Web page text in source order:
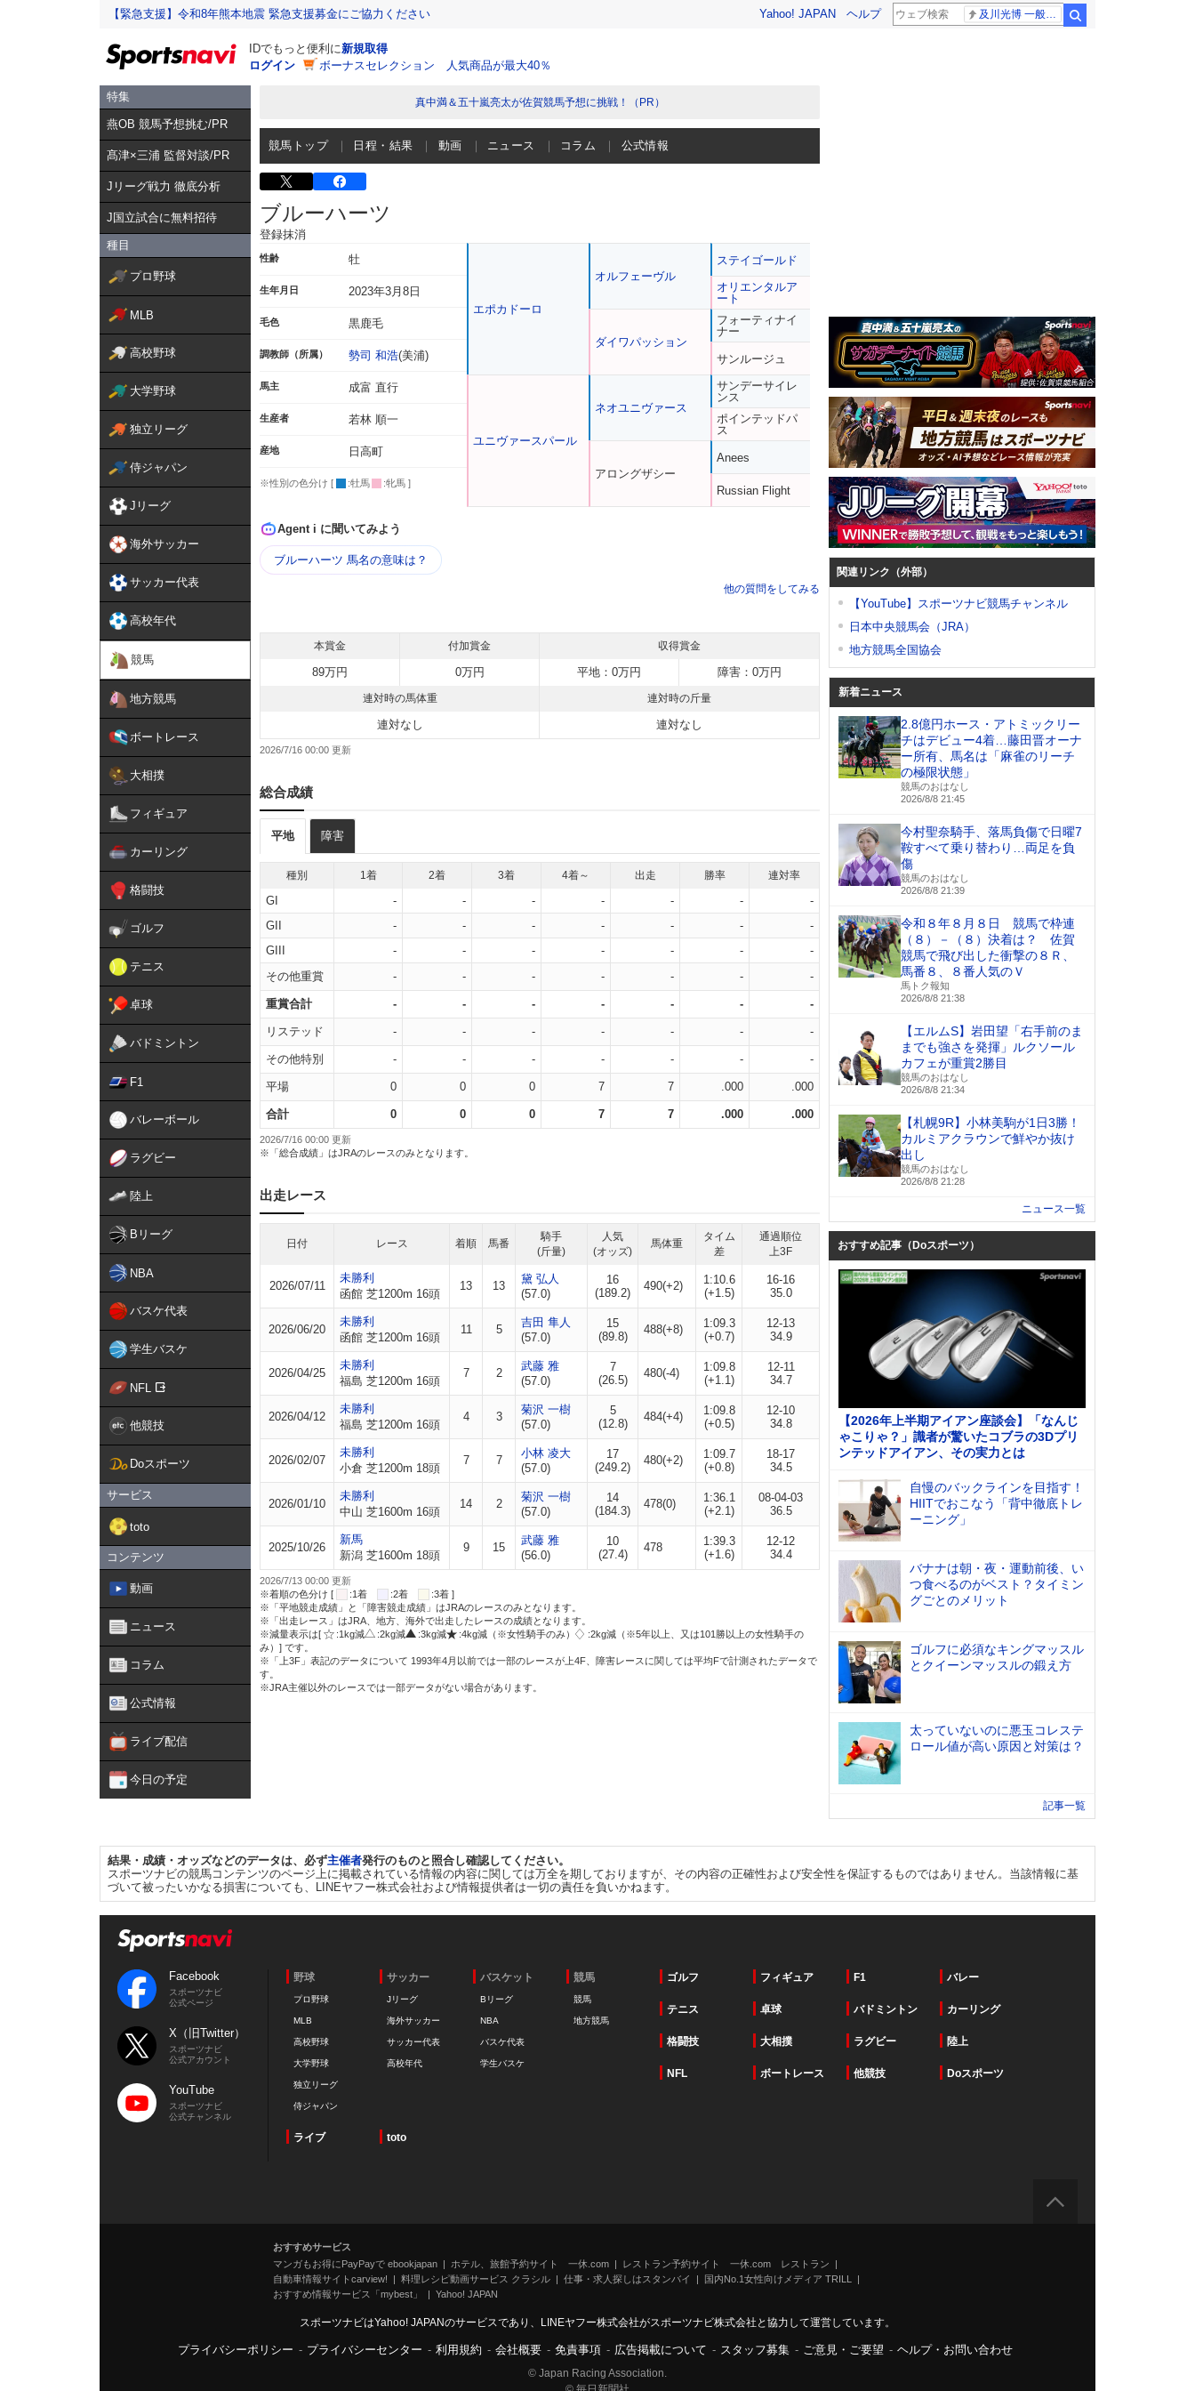
【緊急支援】令和8年熊本地震 緊急支援募金にご協力ください Yahoo! JAPAN ヘルプ
IDでもっと便利に新規取得
ログイン
ボーナスセレクション 人気商品が最大40％
特集
燕OB 競馬予想挑む/PR
髙津×三浦 監督対談/PR
Jリーグ戦力 徹底分析
J国立試合に無料招待
種目
プロ野球
MLB
高校野球
大学野球
独立リーグ
侍ジャパン
Jリーグ
海外サッカー
サッカー代表
高校年代
競馬
地方競馬
ボートレース
大相撲
フィギュア
カーリング
格闘技
ゴルフ
テニス
卓球
バドミントン
F1
バレーボール
ラグビー
陸上
Bリーグ
NBA
バスケ代表
学生バスケ
NFL
他競技
Doスポーツ
サービス
toto
コンテンツ
動画
ニュース
コラム
公式情報
ライブ配信
今日の予定
真中満＆五十嵐亮太が佐賀競馬予想に挑戦！（PR）
競馬トップ 日程・結果 動画 ニュース コラム 公式情報
ブルーハーツ
登録抹消
性齢 牡
生年月日 2023年3月8日
毛色 黒鹿毛
調教師（所属） 勢司 和浩(美浦)
馬主 成富 直行
生産者 若林 順一
産地 日高町
※性別の色分け [ :牡馬 :牝馬 ]
エポカドーロ
ユニヴァースパール
オルフェーヴル
ダイワパッション
ネオユニヴァース
アロングザシー
ステイゴールド
オリエンタルア
ート
フォーティナイ
ナー
サンルージュ
サンデーサイレ
ンス
ポインテッドパ
ス
Anees
Russian Flight
Agent i に聞いてみよう
ブルーハーツ 馬名の意味は？
他の質問をしてみる
本賞金 付加賞金 収得賞金
89万円 0万円 平地：0万円 障害：0万円
連対時の馬体重 連対時の斤量
連対なし 連対なし
2026/7/16 00:00
総合成績
平地 障害
種別 1着 2着 3着 4着～ 出走 勝率 連対率
GI - - - - - -
-
GII
- - - - - -
-
GIII
- - - - - -
-
その他重賞
- - - - - - -
重賞合計 - - - - - - -
リステッド - - - - - - -
その他特別 - - - - - - -
平場 0 0 0 7 7 .000 .000
合計 0 0 0 7 7 .000 .000
2026/7/16 00:00 更新
※「総合成績」はJRAのレースのみとなります。
出走レース
日付 レース 着順 馬番
騎手
(斤量)
人気
(オッズ)
馬体重
タイム
差
通過順位
上3F
2026/07/11
未勝利
函館 芝1200m 16頭
13 13
黛 弘人
(57.0)
16
(189.2)
490(+2)
1:10.6
(+1.5)
16-16
35.0
2026/06/20
未勝利
函館 芝1200m 16頭
11 5
吉田 隼人
(57.0)
15
(89.8)
488(+8)
1:09.3
(+0.7)
12-13
34.9
2026/04/25
未勝利
福島 芝1200m 16頭
7 2
武藤 雅
(57.0)
7
(26.5)
480(-4)
1:09.8
(+1.1)
12-11
34.7
2026/04/12
未勝利
福島 芝1200m 16頭
4 3
菊沢 一樹
(57.0)
5
(12.8)
484(+4)
1:09.8
(+0.5)
12-10
34.8
2026/02/07
未勝利
小倉 芝1200m 18頭
7 7
小林 凌大
(57.0)
17
(249.2)
480(+2)
1:09.7
(+0.8)
18-17
34.5
2026/01/10
未勝利
中山 芝1600m 16頭
14 2
菊沢 一樹
(57.0)
14
(184.3)
478(0)
1:36.1
(+2.1)
08-04-03
36.5
2025/10/26
新馬
新潟 芝1600m 18頭
9 15
武藤 雅
(56.0)
10
(27.4)
478
1:39.3
(+1.6)
12-12
34.4
2026/7/13 00:00 更新
※着順の色分け [
:1着 :2着
:3着 ]
※「平地競走成績」と「障害競走成績」はJRAのレースのみとなります。
※「出走レース」はJRA、地方、海外で出走したレースの成績となります。
※減量表示は[
:1kg減 :2kg減 :3kg減 :4kg減（※女性騎手のみ）
:2kg減（※5年以上、又は101勝以上の女性騎手の
み）] です。
※「上3F」表記のデータについて 1993年4月以前では一部のレースが上4F、障害レースに関しては平均Fで計測されたデータで
す。
※JRA主催以外のレースでは一部データがない場合があります。
関連リンク（外部）
【YouTube】スポーツナビ競馬チャンネル
日本中央競馬会（JRA）
地方競馬全国協会
新着ニュース
2.8億円ホース・アトミックリー
チはデビュー4着…藤田晋オーナ
ー所有、馬名は「麻雀のリーチ
の極限状態」
競馬のおはなし
2026/8/8 21:45
今村聖奈騎手、落馬負傷で日曜7
鞍すべて乗り替わり…両足を負
傷
競馬のおはなし
2026/8/8 21:39
令和８年８月８日 競馬で枠連
（８）－（８）決着は？ 佐賀
競馬で飛び出した衝撃の８Ｒ、
馬番８、８番人気のＶ
馬トク報知
2026/8/8 21:38
【エルムS】岩田望「右手前のま
までも強さを発揮」ルクソール
カフェが重賞2勝目
競馬のおはなし
2026/8/8 21:34
【札幌9R】小林美駒が1日3勝！
カルミアクラウンで鮮やか抜け
出し
競馬のおはなし
2026/8/8 21:28
ニュース一覧
おすすめ記事（Doスポーツ）
【2026年上半期アイアン座談会】「なんじ
ゃこりゃ？」識者が驚いたコブラの3Dプリ
ンテッドアイアン、その実力とは
自慢のバックラインを目指す！
HIITでおこなう「背中徹底トレ
ーニング」
バナナは朝・夜・運動前後、い
つ食べるのがベスト？タイミン
グごとのメリット
ゴルフに必須なキングマッスル
とクイーンマッスルの鍛え方
太っていないのに悪玉コレステ
ロール値が高い原因と対策は？
記事一覧
結果・成績・オッズなどのデータは、必ず主催者発行のものと照合し確認してください。
スポーツナビの競馬コンテンツのページ上に掲載されている情報の内容に関しては万全を期しておりますが、その内容の正確性および安全性を保証するものではありません。当該情報に基
づいて被ったいかなる損害についても、LINEヤフー株式会社および情報提供者は一切の責任を負いかねます。
Facebook
スポーツナビ
公式ページ
X（旧Twitter）
スポーツナビ
公式アカウント
YouTube
スポーツナビ
公式チャンネル
野球
プロ野球
MLB
高校野球
大学野球
独立リーグ
侍ジャパン
サッカー
Jリーグ
海外サッカー
サッカー代表
高校年代
バスケット
Bリーグ
NBA
バスケ代表
学生バスケ
競馬
競馬
地方競馬
ゴルフ フィギュア F1 バレー
テニス 卓球 バドミントン カーリング
格闘技 大相撲 ラグビー 陸上
NFL ボートレース 他競技 Doスポーツ
ライブ toto
おすすめサービス
マンガもお得にPayPayで ebookjapan
ホテル、旅館予約サイト 一休.com
レストラン予約サイト 一休.com レストラン
自動車情報サイトcarview!
料理レシピ動画サービス クラシル 仕事・求人探しはスタンバイ
国内No.1女性向けメディア TRILL
おすすめ情報サービス「mybest」
Yahoo! JAPAN
スポーツナビはYahoo! JAPANのサービスであり、LINEヤフー株式会社がスポーツナビ株式会社と協力して運営しています。
プライバシーポリシー - プライバシーセンター - 利用規約 - 会社概要 - 免責事項 - 広告掲載について - スタッフ募集 - ご意見・ご要望 - ヘルプ・お問い合わせ
© Japan Racing Association.